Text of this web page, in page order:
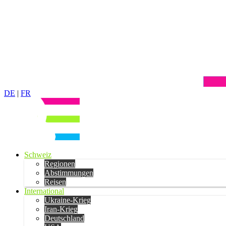
DE | FR
Schweiz
Regionen
Abstimmungen
Reisen
International
Ukraine-Krieg
Iran-Krieg
Deutschland